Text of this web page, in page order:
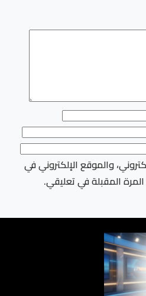
والموقع الإلكتروني في
المقبلة في تعليقي.